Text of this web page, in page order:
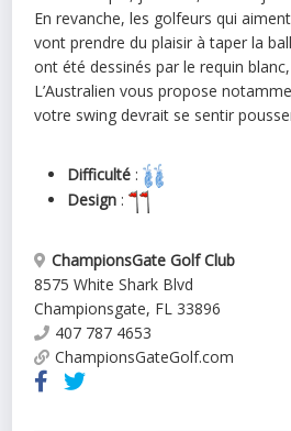
En revanche, les golfeurs qui
vont prendre du plaisir à taper la
ont été dessinés par le requin
L’Australien vous propose
votre swing devrait se sentir
Difficulté :
Design :
ChampionsGate Golf Club
8575 White Shark Blvd
Championsgate, FL 33896
407 787 4653
ChampionsGateGolf.com